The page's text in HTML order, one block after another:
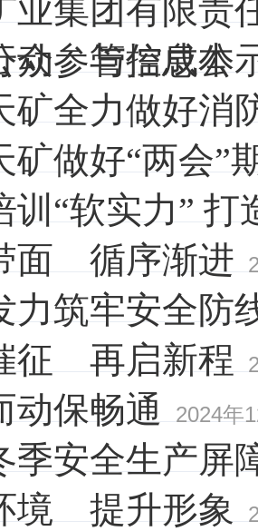
业集团有限责
众参与信息公
动 管控成本
矿全力做好消
矿做好“两会”
训“软实力” 打
面 循序渐进
力筑牢安全防
征 再启新程
动保畅通 2024年
季安全生产屏
境 提升形象